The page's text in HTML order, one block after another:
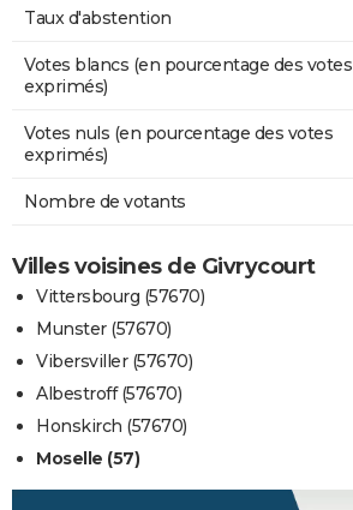
Taux d'abstention
Votes blancs (en pourcentage des votes
exprimés)
Votes nuls (en pourcentage des votes
exprimés)
Nombre de votants
Villes voisines de Givrycourt
Vittersbourg (57670)
Munster (57670)
Vibersviller (57670)
Albestroff (57670)
Honskirch (57670)
Moselle (57)